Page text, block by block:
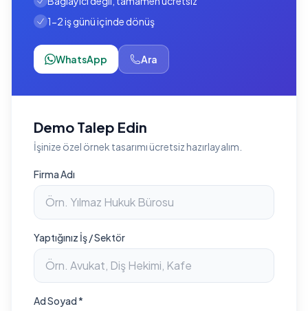
1-2 iş günü içinde dönüş
WhatsApp Ara
Demo Talep Edin
İşinize özel örnek tasarımı ücretsiz hazırlayalım.
Firma Adı
Yaptığınız İş / Sektör
Ad Soyad *